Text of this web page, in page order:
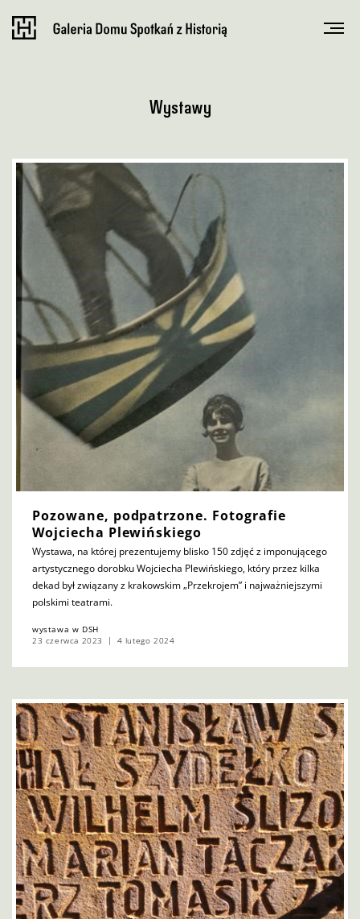
Wystawy
Pozowane, podpatrzone. Fotografie
Wojciecha Plewińskiego
Wystawa, na której prezentujemy blisko 150 zdjęć z imponującego
artystycznego dorobku Wojciecha Plewińskiego, który przez kilka
dekad był związany z krakowskim „Przekrojem” i najważniejszymi
polskimi teatrami.
wystawa w DSH
23 czerwca 2023
4 lutego 2024